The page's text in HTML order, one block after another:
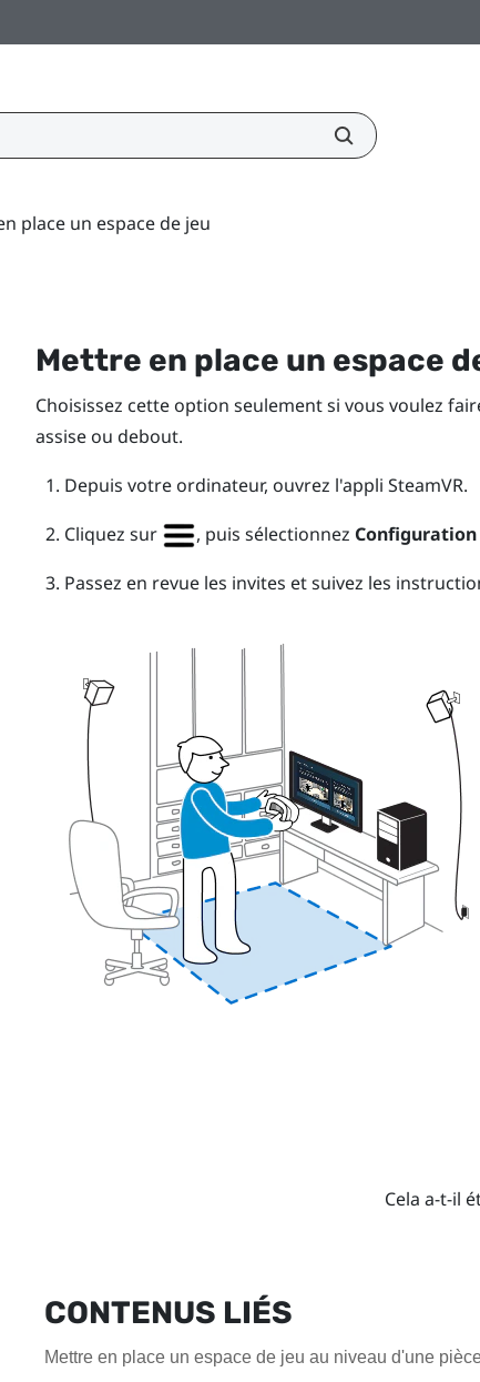
place un espace de jeu
Mettre en place un espace
Choisissez cette option seulement si vous voulez
assise ou debout.
Depuis votre ordinateur, ouvrez l'appli SteamVR.
Cliquez sur
, puis sélectionnez
Passez en revue les invites et suivez les
Cela a-t-il
CONTENUS LIÉS
Mettre en place un espace de jeu au niveau d'une